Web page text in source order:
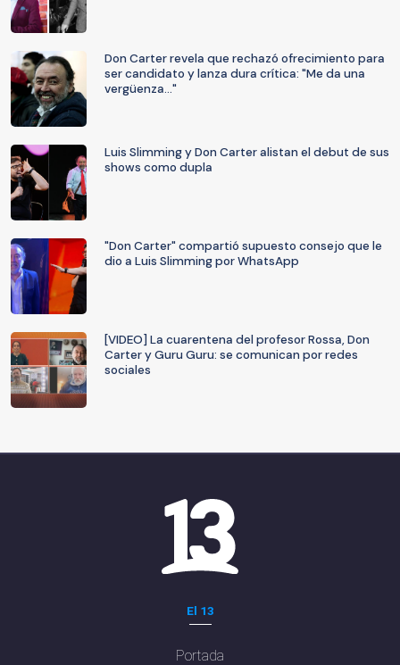
Don Carter revela que rechazó ofrecimiento para
ser candidato y lanza dura crítica: "Me da una
vergüenza..."
Luis Slimming y Don Carter alistan el debut de sus
shows como dupla
"Don Carter" compartió supuesto consejo que le
dio a Luis Slimming por WhatsApp
[VIDEO] La cuarentena del profesor Rossa, Don
Carter y Guru Guru: se comunican por redes
sociales
El 13
Portada